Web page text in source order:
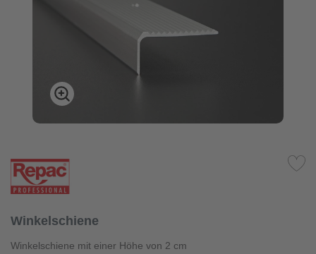
Winkelschiene
Winkelschiene mit einer Höhe von 2 cm